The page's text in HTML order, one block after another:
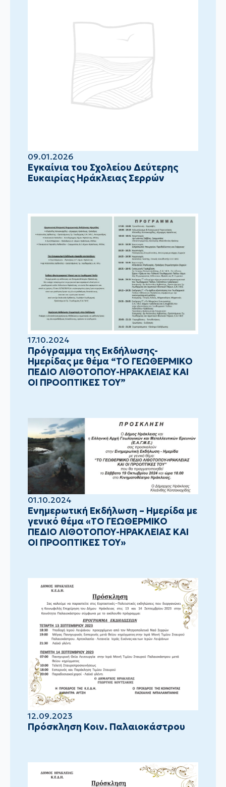
09.01.2026
Eγκαίνια του Σχολείου Δεύτερης
Ευκαιρίας Ηράκλειας Σερρών
17.10.2024
Πρόγραμμα της Εκδήλωσης-
Ημερίδας με θέμα “ΤΟ ΓΕΩΘΕΡΜΙΚΟ
ΠΕΔΙΟ ΛΙΘΟΤΟΠΟΥ-ΗΡΑΚΛΕΙΑΣ ΚΑΙ
ΟΙ ΠΡΟΟΠΤΙΚΕΣ ΤΟΥ”
01.10.2024
Ενημερωτική Εκδήλωση – Ημερίδα με
γενικό θέμα «ΤΟ ΓΕΩΘΕΡΜΙΚΟ
ΠΕΔΙΟ ΛΙΘΟΤΟΠΟΥ-ΗΡΑΚΛΕΙΑΣ ΚΑΙ
ΟΙ ΠΡΟΟΠΤΙΚΕΣ ΤΟΥ»
12.09.2023
Πρόσκληση Κοιν. Παλαιοκάστρου